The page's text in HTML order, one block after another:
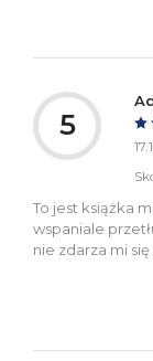
5
To jest książka
wspaniale
nie zdarza mi się